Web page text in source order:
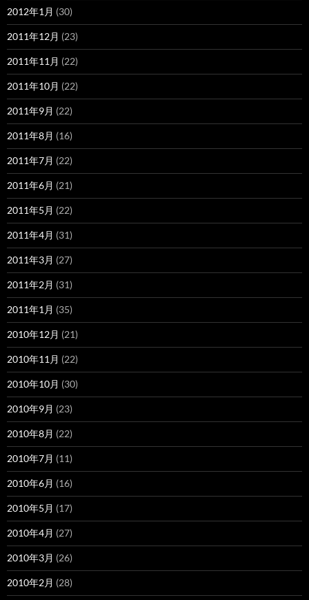
2012年1月 (30)
2011年12月 (23)
2011年11月 (22)
2011年10月 (22)
2011年9月 (22)
2011年8月 (16)
2011年7月 (22)
2011年6月 (21)
2011年5月 (22)
2011年4月 (31)
2011年3月 (27)
2011年2月 (31)
2011年1月 (35)
2010年12月 (21)
2010年11月 (22)
2010年10月 (30)
2010年9月 (23)
2010年8月 (22)
2010年7月 (11)
2010年6月 (16)
2010年5月 (17)
2010年4月 (27)
2010年3月 (26)
2010年2月 (28)